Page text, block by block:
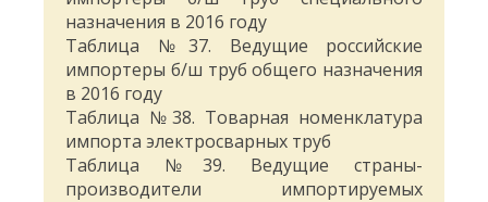
назначения в 2016 году
Таблица №37. Ведущие российские
импортеры б/ш труб общего назначения
в 2016 году
Таблица №38. Товарная номенклатура
импорта электросварных труб
Таблица №39. Ведущие страны-
производители импортируемых